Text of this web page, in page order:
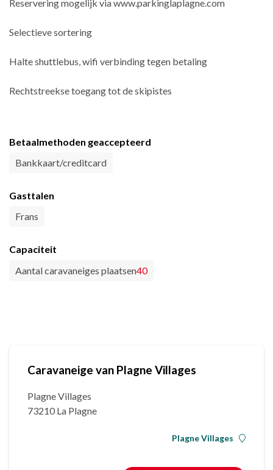
Reservering mogelijk via www.parkinglaplagne.com
Selectieve sortering
Halte shuttlebus, wifi verbinding tegen betaling
Rechtstreekse toegang tot de skipistes
Betaalmethoden geaccepteerd
Bankkaart/creditcard
Gasttalen
Frans
Capaciteit
Aantal caravaneiges plaatsen40
Caravaneige van Plagne Villages
Plagne Villages
73210 La Plagne
Plagne Villages